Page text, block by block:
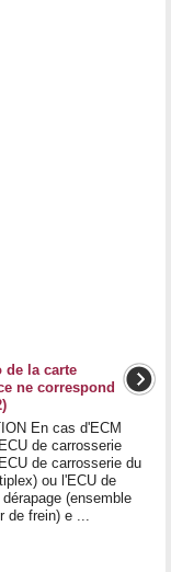
de la carte
ne correspond
En cas d'ECM
de carrosserie
de carrosserie du
ou l'ECU de
(ensemble
de frein) e ...